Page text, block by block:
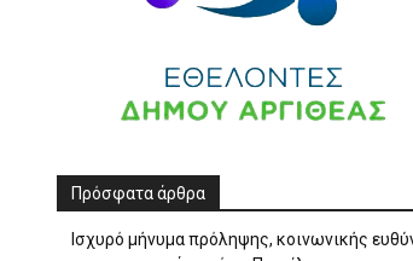
Πρόσφατα άρθρα
Ισχυρό μήνυμα πρόληψης, κοινωνικής